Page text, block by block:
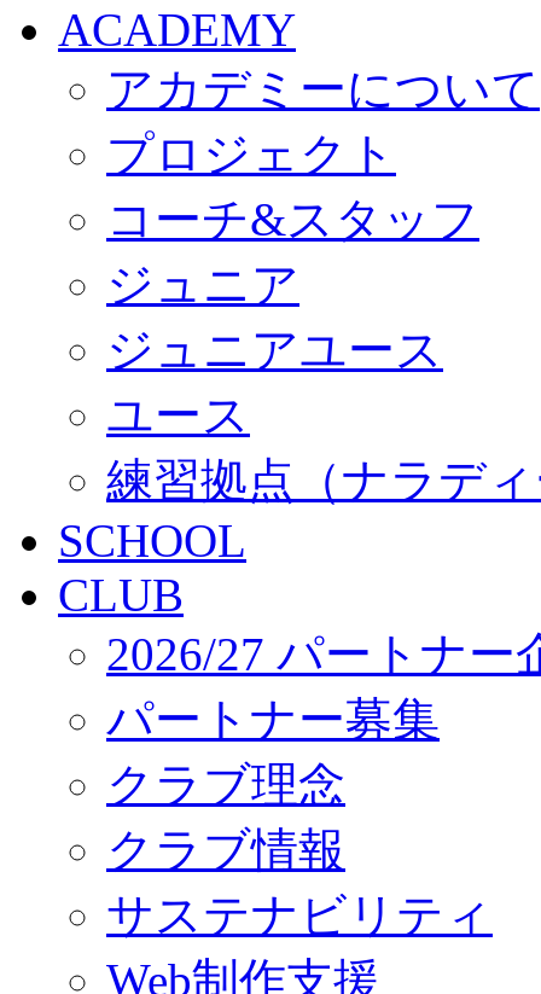
ACADEMY
アカデミーについて
プロジェクト
コーチ&スタッフ
ジュニア
ジュニアユース
ユース
練習拠点（ナラデ
SCHOOL
CLUB
2026/27 パートナー
パートナー募集
クラブ理念
クラブ情報
サステナビリティ
Web制作支援